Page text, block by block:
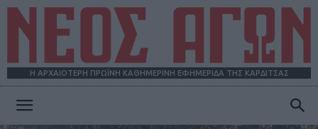
Η ΑΡΧΑΙΟΤΕΡΗ ΠΡΩΪΝΗ ΚΑΘΗΜΕΡΙΝΗ ΕΦΗΜΕΡΙΔΑ ΤΗΣ ΚΑΡΔΙΤΣΑΣ